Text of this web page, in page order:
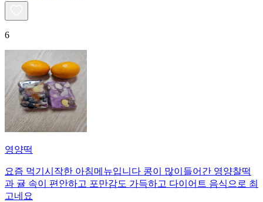
6
영양떡
요즘 먹기시작한 아침메뉴입니다 콩이 많이들어간 영양찰떡
과 귤 속이 편안하고 포만감도 가득하고 다이어트 음식으로 최
고네요